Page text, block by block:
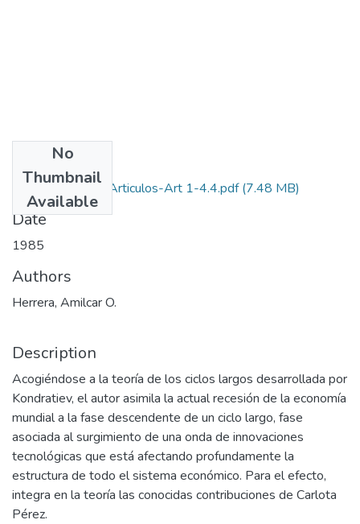
No
Thumbnail
Available
1985-V9-N1-4-Articulos-Art 1-4.4.pdf(7.48 MB)
Date
1985
Authors
Herrera, Amilcar O.
Description
Acogiéndose a la teoría de los ciclos largos desarrollada por
Kondratiev, el autor asimila la actual recesión de la economía
mundial a la fase descendente de un ciclo largo, fase
asociada al surgimiento de una onda de innovaciones
tecnológicas que está afectando profundamente la
estructura de todo el sistema económico. Para el efecto,
integra en la teoría las conocidas contribuciones de Carlota
Pérez.